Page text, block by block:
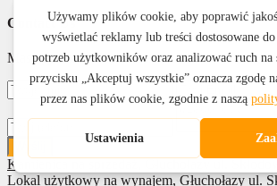
Contact Us
Masz pytanie? Napisz do nas
Kamienica na sprzedaż, Głuchołazy ul.
Lokal użytkowy na wynajem, Głuchołazy ul.